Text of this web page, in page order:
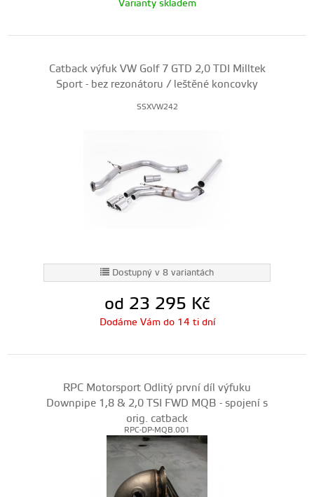
Varianty skladem
Catback výfuk VW Golf 7 GTD 2,0 TDI Milltek
Sport - bez rezonátoru / leštěné koncovky
SSXVW242
Dostupný v 8 variantách
od 23 295 Kč
Dodáme Vám do 14 ti dní
RPC Motorsport Odlitý první díl výfuku
Downpipe 1,8 & 2,0 TSI FWD MQB - spojení s
orig. catback
RPC-DP-MQB.001